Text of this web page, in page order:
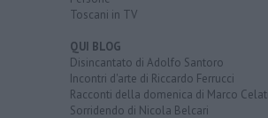
Toscani in TV
QUI BLOG
Disincantato di Adolfo Santoro
Incontri d'arte di Riccardo Ferrucci
Racconti della domenica di Marco Celati
Sorridendo di Nicola Belcari